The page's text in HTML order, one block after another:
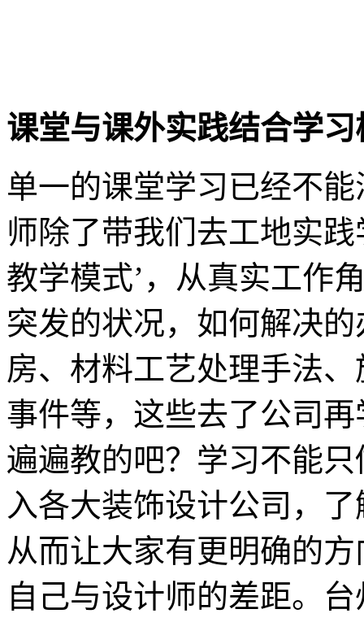
课堂与课外实践结合学习
单一的课堂学习已经不
师除了带我们去工地实
教学模式’，从真实工作
突发的状况，如何解决
房、材料工艺处理手法
事件等，这些去了公司
遍遍教的吧？学习不能
入各大装饰设计公司，
从而让大家有更明确的
自己与设计师的差距。台